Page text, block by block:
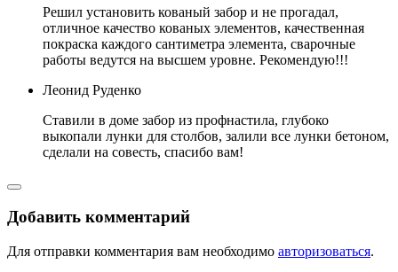
Решил установить кованый забор и не прогадал,
отличное качество кованых элементов, качественная
покраска каждого сантиметра элемента, сварочные
работы ведутся на высшем уровне. Рекомендую!!!
Леонид Руденко
Ставили в доме забор из профнастила, глубоко
выкопали лунки для столбов, залили все лунки бетоном,
сделали на совесть, спасибо вам!
Добавить комментарий
Для отправки комментария вам необходимо авторизоваться.